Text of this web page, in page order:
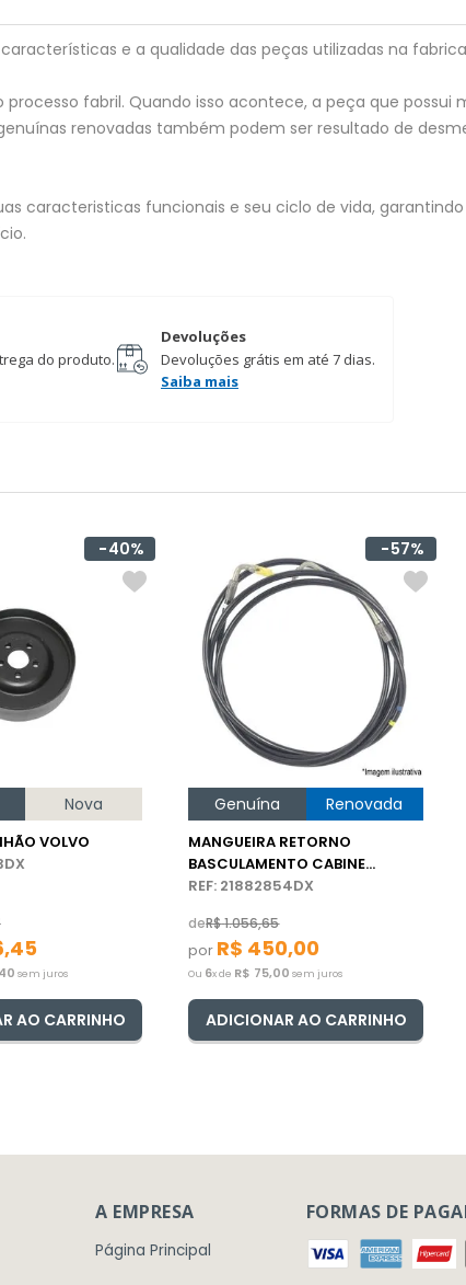
e a qualidade das peças utilizadas na
fabril. Quando isso acontece, a peça que possui
renovadas também podem ser resultado de
caracteristicas funcionais e seu ciclo de vida,
do produto.
Devoluções
Devoluções grátis em até 7 dias.
Saiba mais
40%
Nova
VOLVO
,45
40 sem juros
AO CARRINHO
57%
Genuína Renovada
MANGUEIRA RETORNO
BASCULAMENTO CABINE
CAMINHÃO VOLVO FH
REF: 21882854DX
deR$1.056,65
por R$ 450,00
Ou 6x de R$ 75,00 sem juros
ADICIONAR AO CARRINHO
A EMPRESA
Página Principal
FORMAS DE